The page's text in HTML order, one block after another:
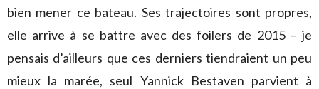
bien mener ce bateau. Ses trajectoires sont propres,
elle arrive à se battre avec des foilers de 2015 – je
pensais d’ailleurs que ces derniers tiendraient un peu
mieux la marée, seul Yannick Bestaven parvient à